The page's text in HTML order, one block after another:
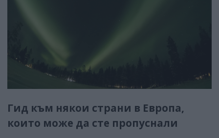
Гид към някои страни в Европа,
които може да сте пропуснали